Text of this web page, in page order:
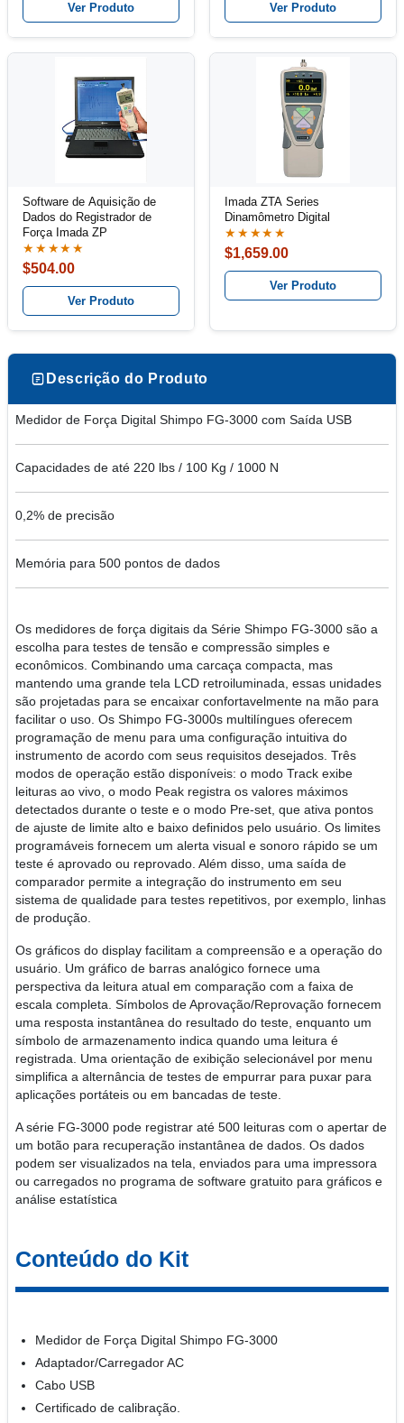
Ver Produto Ver Produto
Software de Aquisição de
Dados do Registrador de
Força Imada ZP
★★★★★
$504.00
Ver Produto
Imada ZTA Series
Dinamômetro Digital
★★★★★
$1,659.00
Ver Produto
Descrição do Produto
Medidor de Força Digital Shimpo FG-3000 com Saída USB
Capacidades de até 220 lbs / 100 Kg / 1000 N
0,2% de precisão
Memória para 500 pontos de dados
Os medidores de força digitais da Série Shimpo FG-3000 são a
escolha para testes de tensão e compressão simples e
econômicos. Combinando uma carcaça compacta, mas
mantendo uma grande tela LCD retroiluminada, essas unidades
são projetadas para se encaixar confortavelmente na mão para
facilitar o uso. Os Shimpo FG-3000s multilíngues oferecem
programação de menu para uma configuração intuitiva do
instrumento de acordo com seus requisitos desejados. Três
modos de operação estão disponíveis: o modo Track exibe
leituras ao vivo, o modo Peak registra os valores máximos
detectados durante o teste e o modo Pre-set, que ativa pontos
de ajuste de limite alto e baixo definidos pelo usuário. Os limites
programáveis fornecem um alerta visual e sonoro rápido se um
teste é aprovado ou reprovado. Além disso, uma saída de
comparador permite a integração do instrumento em seu
sistema de qualidade para testes repetitivos, por exemplo, linhas
de produção.
Os gráficos do display facilitam a compreensão e a operação do
usuário. Um gráfico de barras analógico fornece uma
perspectiva da leitura atual em comparação com a faixa de
escala completa. Símbolos de Aprovação/Reprovação fornecem
uma resposta instantânea do resultado do teste, enquanto um
símbolo de armazenamento indica quando uma leitura é
registrada. Uma orientação de exibição selecionável por menu
simplifica a alternância de testes de empurrar para puxar para
aplicações portáteis ou em bancadas de teste.
A série FG-3000 pode registrar até 500 leituras com o apertar de
um botão para recuperação instantânea de dados. Os dados
podem ser visualizados na tela, enviados para uma impressora
ou carregados no programa de software gratuito para gráficos e
análise estatística
Conteúdo do Kit
Medidor de Força Digital Shimpo FG-3000
Adaptador/Carregador AC
Cabo USB
Certificado de calibração.